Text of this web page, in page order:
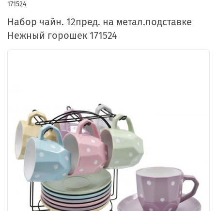
171524
Набор чайн. 12пред. на метал.подставке
Нежный горошек 171524